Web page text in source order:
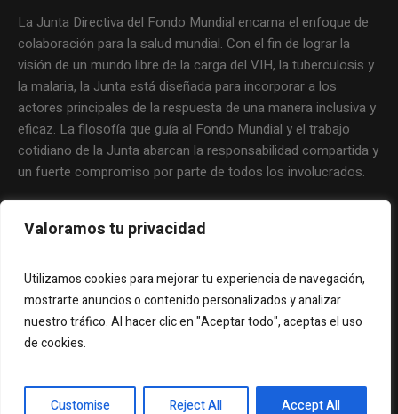
Valoramos tu privacidad
Utilizamos cookies para mejorar tu experiencia de navegación,
mostrarte anuncios o contenido personalizados y analizar
nuestro tráfico. Al hacer clic en "Aceptar todo", aceptas el uso
de cookies.
Customise Reject All Accept All
La Junta Directiva del Fondo Mundial encarna el enfoque de
colaboración para la salud mundial. Con el fin de lograr la
visión de un mundo libre de la carga del VIH, la tuberculosis y
la malaria, la Junta está diseñada para incorporar a los
actores principales de la respuesta de una manera inclusiva y
eficaz. La filosofía que guía al Fondo Mundial y el trabajo
cotidiano de la Junta abarcan la responsabilidad compartida y
un fuerte compromiso por parte de todos los involucrados.
Copyright © 2012 Representación de Latinoamérica y el